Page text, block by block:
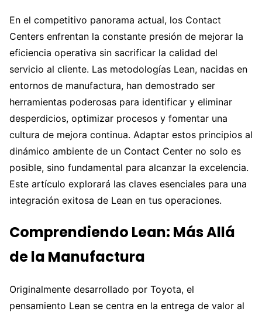
En el competitivo panorama actual, los Contact
Centers enfrentan la constante presión de mejorar la
eficiencia operativa sin sacrificar la calidad del
servicio al cliente. Las metodologías Lean, nacidas en
entornos de manufactura, han demostrado ser
herramientas poderosas para identificar y eliminar
desperdicios, optimizar procesos y fomentar una
cultura de mejora continua. Adaptar estos principios al
dinámico ambiente de un Contact Center no solo es
posible, sino fundamental para alcanzar la excelencia.
Este artículo explorará las claves esenciales para una
integración exitosa de Lean en tus operaciones.
Comprendiendo Lean: Más Allá
de la Manufactura
Originalmente desarrollado por Toyota, el
pensamiento Lean se centra en la entrega de valor al